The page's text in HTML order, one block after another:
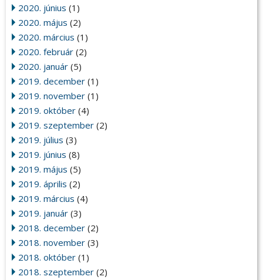
2020. június (1)
2020. május (2)
2020. március (1)
2020. február (2)
2020. január (5)
2019. december (1)
2019. november (1)
2019. október (4)
2019. szeptember (2)
2019. július (3)
2019. június (8)
2019. május (5)
2019. április (2)
2019. március (4)
2019. január (3)
2018. december (2)
2018. november (3)
2018. október (1)
2018. szeptember (2)